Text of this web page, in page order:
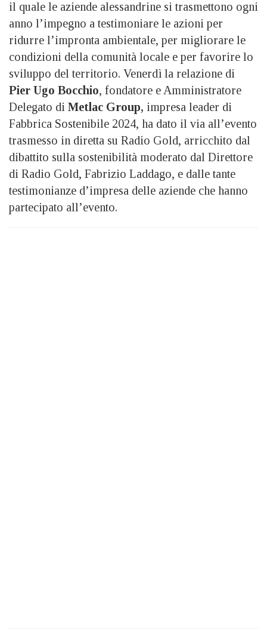
il quale le aziende alessandrine si trasmettono ogni
anno l’impegno a testimoniare le azioni per
ridurre l’impronta ambientale, per migliorare le
condizioni della comunità locale e per favorire lo
sviluppo del territorio. Venerdì la relazione di
Pier Ugo Bocchio, fondatore e Amministratore
Delegato di Metlac Group, impresa leader di
Fabbrica Sostenibile 2024, ha dato il via all’evento
trasmesso in diretta su Radio Gold, arricchito dal
dibattito sulla sostenibilità moderato dal Direttore
di Radio Gold, Fabrizio Laddago, e dalle tante
testimonianze d’impresa delle aziende che hanno
partecipato all’evento.